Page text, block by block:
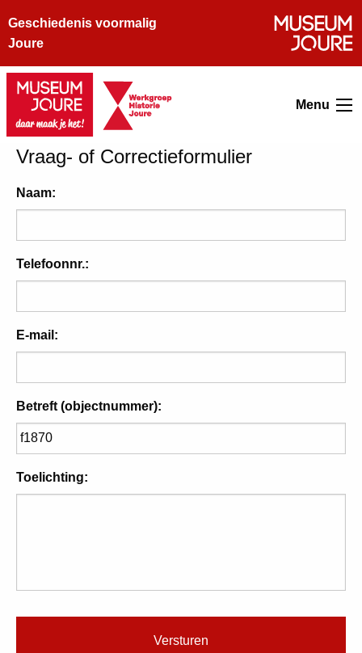
Geschiedenis voormalig
Joure
Menu
Vraag- of Correctieformulier
Naam:
Telefoonnr.:
E-mail:
Betreft (objectnummer):
Toelichting: